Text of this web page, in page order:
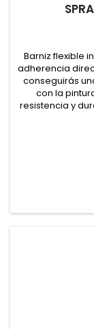
Barniz flexible
adherencia
conseguirás
con la
resistencia y